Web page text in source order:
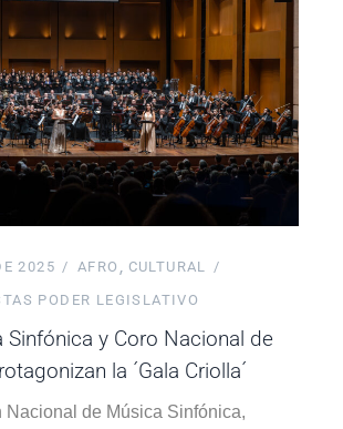
2025 AFRO
CULTURAL
PODER LEGISLATIVO
Sinfónica y Coro Nacional de
la ´Gala Criolla´
Nacional de Música Sinfónica,